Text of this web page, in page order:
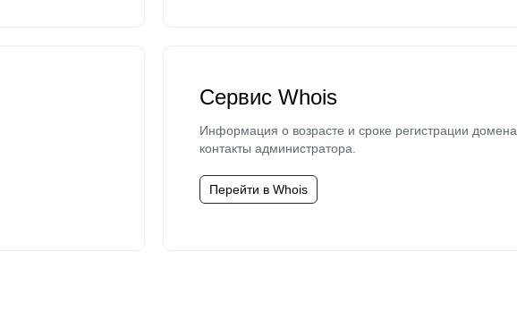
Сервис Whois
Информация о возрасте и сроке регистрации домена,
контакты администратора.
Перейти в Whois